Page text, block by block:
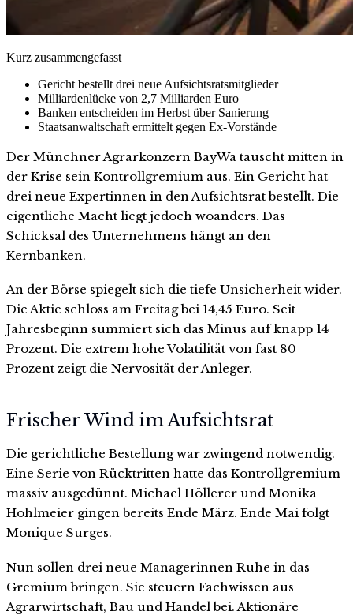
Kurz zusammengefasst
Gericht bestellt drei neue Aufsichtsratsmitglieder
Milliardenlücke von 2,7 Milliarden Euro
Banken entscheiden im Herbst über Sanierung
Staatsanwaltschaft ermittelt gegen Ex-Vorstände
Der Münchner Agrarkonzern BayWa tauscht mitten in
der Krise sein Kontrollgremium aus. Ein Gericht hat
drei neue Expertinnen in den Aufsichtsrat bestellt. Die
eigentliche Macht liegt jedoch woanders. Das
Schicksal des Unternehmens hängt an den
Kernbanken.
An der Börse spiegelt sich die tiefe Unsicherheit wider.
Die Aktie schloss am Freitag bei 14,45 Euro. Seit
Jahresbeginn summiert sich das Minus auf knapp 14
Prozent. Die extrem hohe Volatilität von fast 80
Prozent zeigt die Nervosität der Anleger.
Frischer Wind im Aufsichtsrat
Die gerichtliche Bestellung war zwingend notwendig.
Eine Serie von Rücktritten hatte das Kontrollgremium
massiv ausgedünnt. Michael Höllerer und Monika
Hohlmeier gingen bereits Ende März. Ende Mai folgt
Monique Surges.
Nun sollen drei neue Managerinnen Ruhe in das
Gremium bringen. Sie steuern Fachwissen aus
Agrarwirtschaft, Bau und Handel bei. Aktionäre